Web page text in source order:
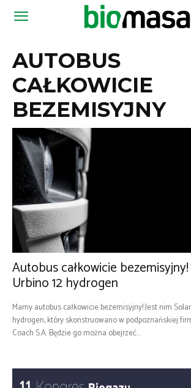
Magazyn
AUTOBUS
CAŁKOWICIE
BEZEMISYJNY
Autobus całkowicie
Urbino 12 hydrogen
Mamy autobus całkowicie bezemisyjny! Jest nim
hydrogen, który skonstruowano w podpoznańskiej
Coach S.A. Będzie go można obejrzeć...